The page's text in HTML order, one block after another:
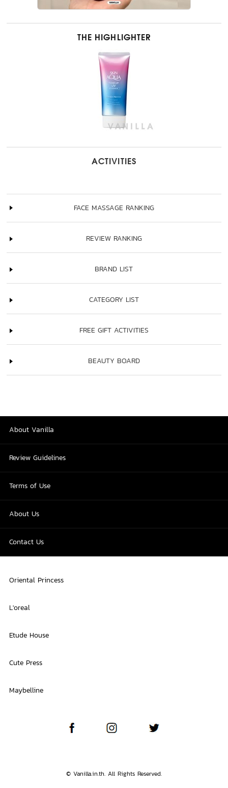
THE HIGHLIGHTER
ACTIVITIES
FACE MASSAGE RANKING
REVIEW RANKING
BRAND LIST
CATEGORY LIST
FREE GIFT ACTIVITIES
BEAUTY BOARD
About Vanilla
Review Guidelines
Terms of Use
About Us
Contact Us
Oriental Princess
L'oreal
Etude House
Cute Press
Maybelline
© Vanilla.in.th. All Rights Reserved.